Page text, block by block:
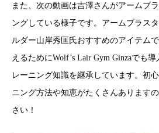
また、次の動画は吉澤さんがアームブ
ングしている様子です。アームブラス
ルダー山岸秀匡氏おすすめのアイテム
えるためにWolf’s Lair Gym Ginzaでも
レーニング知識を継承しています。初
ニング方法や知恵がたくさんあります
さい！